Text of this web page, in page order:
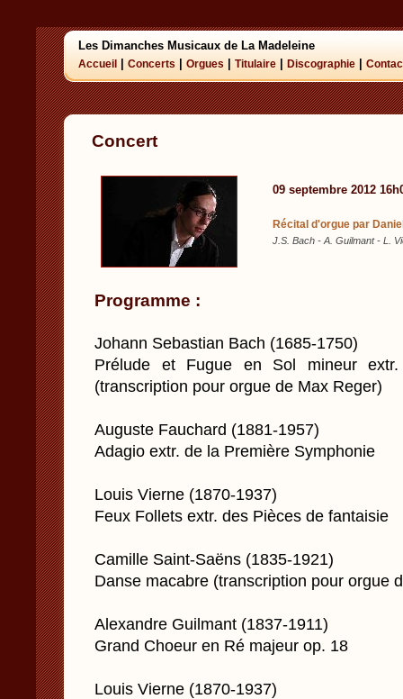
Les Dimanches Musicaux de La Madeleine
Accueil Concerts Orgues Titulaire Discographie
Concert
09 septembre 2012
Récital d'orgue par
J.S. Bach - A. Guilmant - L.
Programme :
Johann Sebastian Bach (1685-1750)
Prélude et Fugue en Sol mineur
(transcription pour orgue de Max Reger)
Auguste Fauchard (1881-1957)
Adagio extr. de la Première Symphonie
Louis Vierne (1870-1937)
Feux Follets extr. des Pièces de fantaisie
Camille Saint-Saëns (1835-1921)
Danse macabre (transcription pour orgue
Alexandre Guilmant (1837-1911)
Grand Choeur en Ré majeur op. 18
Louis Vierne (1870-1937)